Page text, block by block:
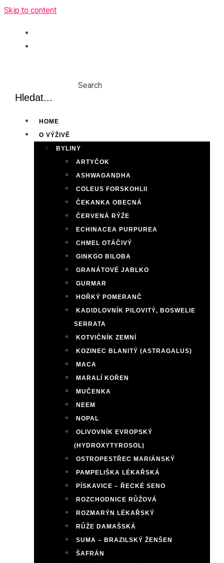
Skip to content
Search
HOME
O VÝŽIVĚ
BYLINY
ARTYČOK
ASHWAGANDHA
COLEUS FORSKOHLII
ČEKANKA OBECNÁ
ČERVENÁ RÝŽE
ECHINACEA PURPUREA
CHMEL OTÁČIVÝ
GINKGO BILOBA
GRANÁTOVÉ JABLKO
GURMAR
HOŘKÝ POMERANČ
KADIDLOVNÍK PILOVITÝ, BOSWELIE
SERRATA
KOTVIČNÍK ZEMNÍ
KOZINEC BLANITÝ (ASTRAGALUS)
MACA
MARALÍ KOŘEN
MUČENKA
NEEM
NOPAL
OLIVOVNÍK EVROPSKÝ
(HYDROXYTYROSOL)
OSTROPESTŘEC MARIÁNSKÝ
PAMPELIŠKA LÉKAŘSKÁ
PÍSKAVICE – ŘECKÉ SENO
ROZCHODNICE RŮŽOVÁ
ROZMARÝN LÉKAŘSKÝ
RŮŽE DAMAŠSKÁ
SUMA – BRAZILSKÝ ŽENŠEN
ŠAFRÁN